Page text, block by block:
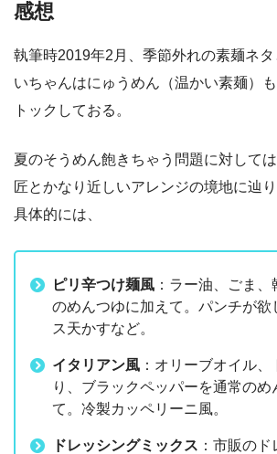
感想
執筆時2019年2月、季節外れの素麺ネ
いちゃんはにゅうめん（温かい素麺）
トックしておる。
夏のそうめん飽きちゃう問題に対して
匠とかなり近しいアレンジの境地に辿り
具体的には、
ピリ辛つけ麺風 ：ラー油、ごま
のめんつゆに加えて。パンチが欲
ス天かすなど。
イタリアン風 ：オリーブオイル
り、ブラックペッパーを通常のめ
て。冷製カッペリーニ風。
ドレッシングミックス ：市販の